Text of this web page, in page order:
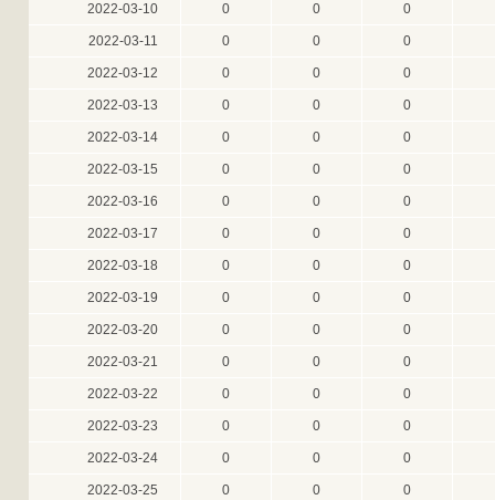
2022-03-10 0 0 0
2022-03-11 0 0 0
2022-03-12 0 0 0
2022-03-13 0 0 0
2022-03-14 0 0 0
2022-03-15 0 0 0
2022-03-16 0 0 0
2022-03-17 0 0 0
2022-03-18 0 0 0
2022-03-19 0 0 0
2022-03-20 0 0 0
2022-03-21 0 0 0
2022-03-22 0 0 0
2022-03-23 0 0 0
2022-03-24 0 0 0
2022-03-25 0 0 0